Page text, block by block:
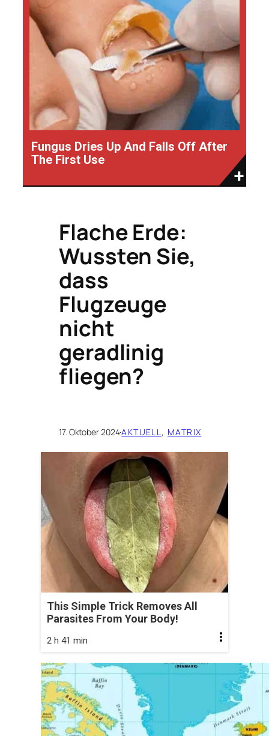
Fungus Dries Up And Falls Off After
The First Use
Flache Erde:
Wussten Sie,
dass
Flugzeuge
nicht
geradlinig
fliegen?
17. Oktober 2024·AKTUELL , MATRIX
This Simple Trick Removes All
Parasites From Your Body!
2 h 41 min